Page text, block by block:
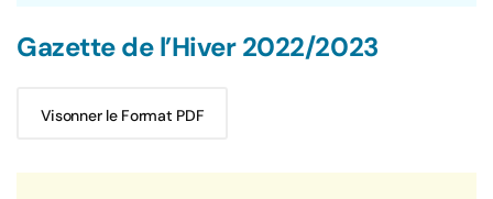
Gazette de l’Hiver 2022/2023
Visonner le Format PDF